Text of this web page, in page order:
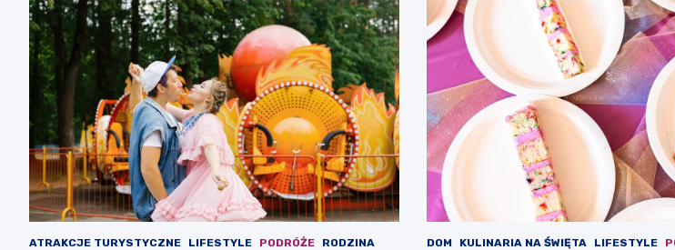
ATRAKCJE TURYSTYCZNE LIFESTYLE PODRÓŻE RODZINA DOM KULINARIA NA ŚWIĘTA LIFESTYLE